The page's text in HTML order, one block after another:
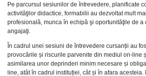
Pe parcursul sesiunilor de întrevedere, planificate
activităţilor didactice, formabilii au dezvoltat mult
profesională, munca în echipă şi oportunităţile de a
angajaţi.
În cadrul unei sesiuni de întrevedere cursanții au
provocările și riscurile parvenite din mediul on-line
asimilarea unor deprinderi minim necesare și
line, atât în cadrul instituției, cât și în afara